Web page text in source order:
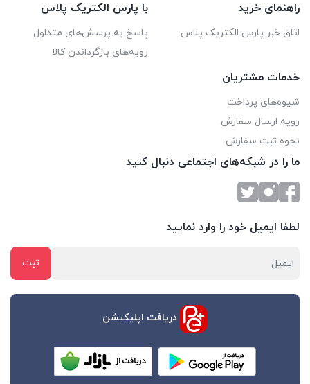
راهنمای خرید
اتاق خبر پارس الکتریک پلاس
با پارس الکتریک پلاس
پاسخ به پرسش‌های متداول
رویه‌های بازگرداندن کالا
خدمات مشتریان
شیوه‌های پرداخت
رویه ارسال سفارش
نحوه ثبت سفارش
ما را در شبکه‌های اجتماعی دنبال کنید
لطفا ایمیل خود را وارد نمایید
دریافت اپلیکیشن